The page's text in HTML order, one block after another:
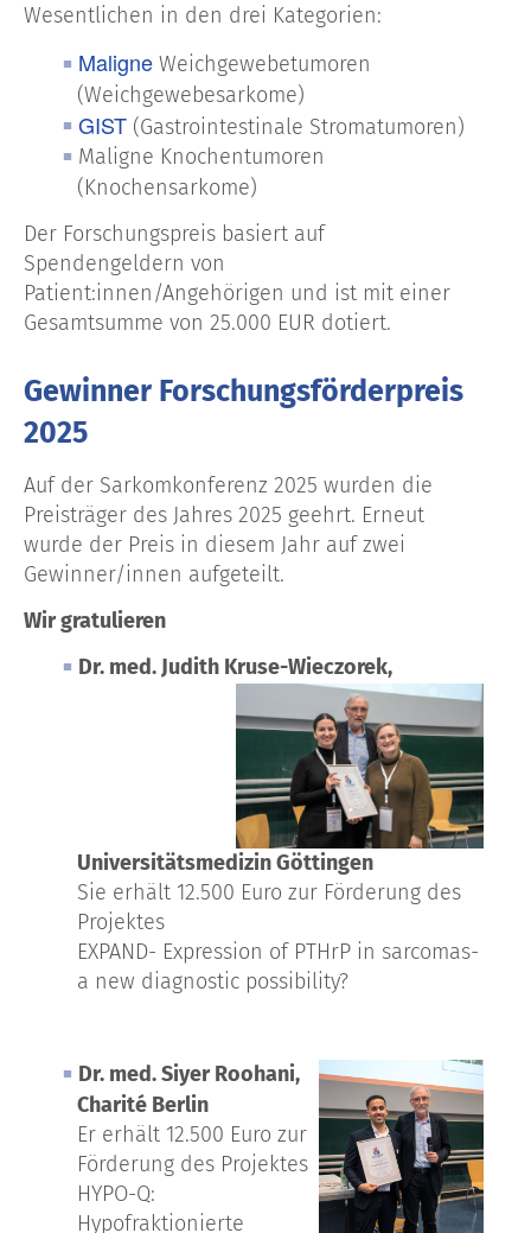
Wesentlichen in den drei Kategorien:
Maligne Weichgewebetumoren
(Weichgewebesarkome)
GIST (Gastrointestinale Stromatumoren)
Maligne Knochentumoren
(Knochensarkome)
Der Forschungspreis basiert auf
Spendengeldern von
Patient:innen/Angehörigen und ist mit einer
Gesamtsumme von 25.000 EUR dotiert.
Gewinner Forschungsförderpreis
2025
Auf der Sarkomkonferenz 2025 wurden die
Preisträger des Jahres 2025 geehrt. Erneut
wurde der Preis in diesem Jahr auf zwei
Gewinner/innen aufgeteilt.
Wir gratulieren
Dr. med. Judith Kruse-Wieczorek,
Universitätsmedizin Göttingen
Sie erhält 12.500 Euro zur Förderung des
Projektes
EXPAND- Expression of PTHrP in sarcomas-
a new diagnostic possibility?
Dr. med. Siyer Roohani,
Charité Berlin
Er erhält 12.500 Euro zur
Förderung des Projektes
HYPO-Q:
Hypofraktionierte